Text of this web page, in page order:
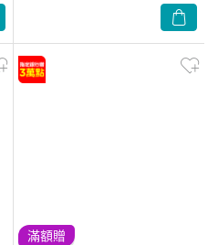
滿額贈